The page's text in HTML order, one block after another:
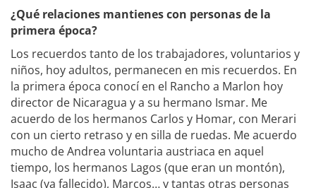
¿Qué relaciones mantienes con personas de la
primera época?
Los recuerdos tanto de los trabajadores, voluntarios y
niños, hoy adultos, permanecen en mis recuerdos. En
la primera época conocí en el Rancho a Marlon hoy
director de Nicaragua y a su hermano Ismar. Me
acuerdo de los hermanos Carlos y Homar, con Merari
con un cierto retraso y en silla de ruedas. Me acuerdo
mucho de Andrea voluntaria austriaca en aquel
tiempo, los hermanos Lagos (que eran un montón),
Isaac (ya fallecido), Marcos… y tantas otras personas